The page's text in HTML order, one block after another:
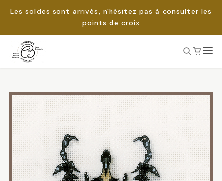
Les soldes sont arrivés, n'hésitez pas à consulter les
points de croix
Passer